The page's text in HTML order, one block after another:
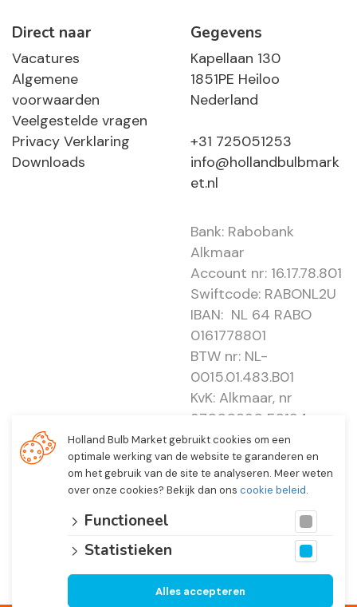
Direct naar
Vacatures
Algemene
voorwaarden
Veelgestelde vragen
Privacy Verklaring
Downloads
Gegevens
Kapellaan 130
1851PE Heiloo
Nederland
+31 725051253
info@hollandbulbmark
et.nl
Bank: Rabobank
Alkmaar
Account nr: 16.17.78.801
Swiftcode: RABONL2U
IBAN: NL 64 RABO
0161778801
BTW nr: NL-
0015.01.483.B01
KvK: Alkmaar, nr
37000830 E0194 -
EBO 505
Holland Bulb Market gebruikt cookies om een
optimale werking van de website te garanderen en
om het gebruik van de site te analyseren. Meer weten
over onze cookies? Bekijk dan ons cookie beleid.
Functioneel
Statistieken
Alles accepteren